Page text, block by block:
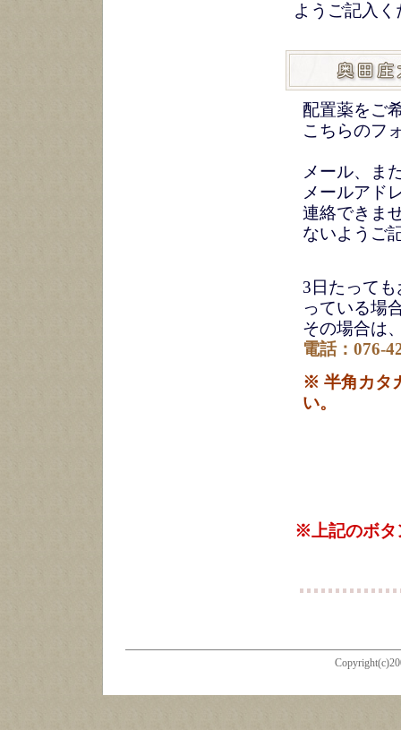
ようご記入く
配置薬をご
こちらのフ
メール、ま
メールアド
連絡できま
ないようご
3日たって
っている場
その場合は
電話：076-
※ 半角カタ
い。
※上記のボタ